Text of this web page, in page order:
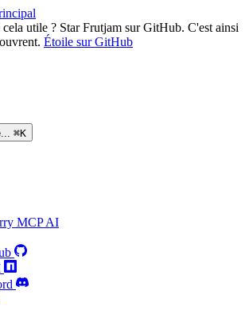
utile ? Star Frutjam sur GitHub. C'est ainsi
Étoile sur GitHub
⌘K
MCPAI